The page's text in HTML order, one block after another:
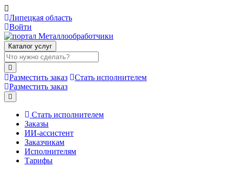
Липецкая область
Войти
Каталог услуг
Разместить заказ
Стать исполнителем
Разместить заказ
Стать исполнителем
Заказы
ИИ-ассистент
Заказчикам
Исполнителям
Тарифы